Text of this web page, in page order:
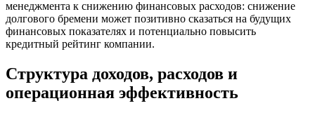
менеджмента к снижению финансовых расходов: снижение
долгового бремени может позитивно сказаться на будущих
финансовых показателях и потенциально повысить
кредитный рейтинг компании.
Структура доходов, расходов и
операционная эффективность